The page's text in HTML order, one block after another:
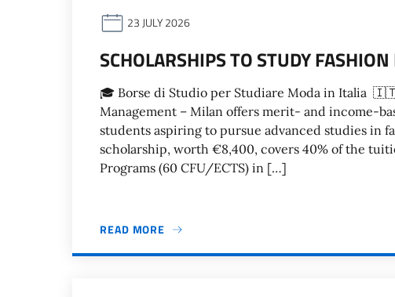
23 JULY 2026
SCHOLARSHIPS TO STUDY
🎓 Borse di Studio per Studiare Moda in Italia
Management – Milan offers merit- and income-
students aspiring to pursue advanced studies in
scholarship, worth €8,400, covers 40% of the
Programs (60 CFU/ECTS) in […]
READ MORE